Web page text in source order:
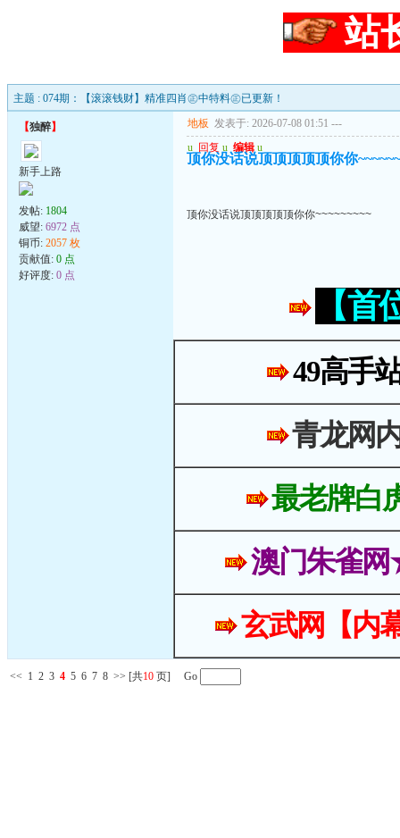
站
主题 : 074期：【滚滚钱财】精准四肖㊣中特料㊣已更新！
【独醉】
新手上路
发帖: 1804
威望: 6972 点
铜币: 2057 枚
贡献值: 0 点
好评度: 0 点
地板 发表于: 2026-07-08 01:51 ---
u 回复 u 编辑 u
顶你没话说顶顶顶顶顶你你
顶你没话说顶顶顶顶顶你你~~~~~~~~~
【
49高手
青龙网
最老牌白
澳门朱雀
玄武网【内
<< 1 2 3 4 5 6 7 8 >> [共10 页] Go